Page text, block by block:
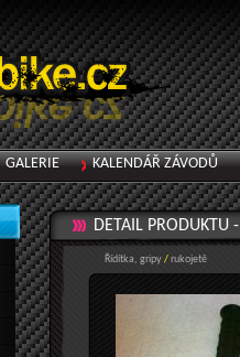
DETAIL PRODUKTU
Řídítka, gripy/rukojetě
GALERIE KALENDÁŘ ZÁVODŮ